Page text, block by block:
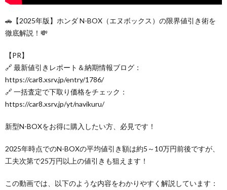
🚗【2025年版】ホンダ N-BOX（エヌボックス）の限界値引き術を
徹底解説！💸
【PR】
🔗 最新値引きレポート＆納期情報ブログ：
https://car8.xsrv.jp/entry/1786/
🔗 一括査定で下取り価格をチェック：
https://car8.xsrv.jp/yt/navikuru/
新型N-BOXをお得に購入したい方、必見です！
2025年時点でのN-BOXの平均値引き額は約5～10万円前後ですが、
工夫次第で25万円以上の値引きも狙えます！
この動画では、以下のような内容をわかりやすく解説しています：